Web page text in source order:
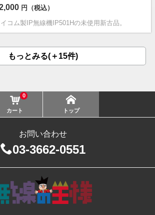
円（税込）
コム製IP無線機IP501Hの未使用新古品。
もっとみる(＋15件)
0
カート トップ
お問い合わせ
03-3662-0551